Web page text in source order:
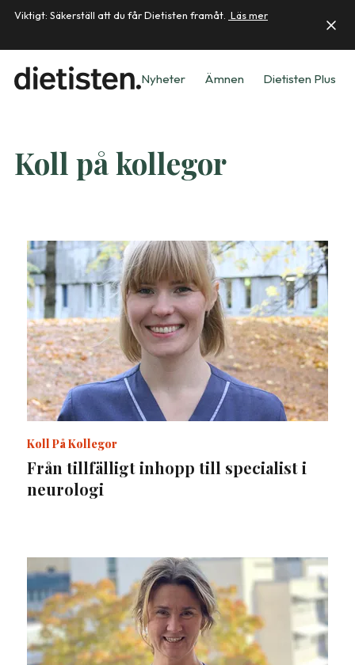
Viktigt: Säkerställ att du får Dietisten framåt. Läs mer
Nyheter Ämnen Dietisten Plus
Koll på kollegor
Koll På Kollegor
Från tillfälligt inhopp till specialist i
neurologi